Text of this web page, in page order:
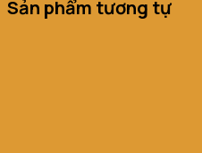
Sản phẩm tương tự